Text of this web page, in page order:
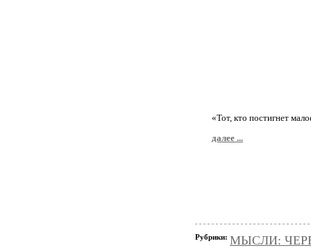
«Тот, кто постигнет
далее ...
Рубрики: МЫСЛИ: